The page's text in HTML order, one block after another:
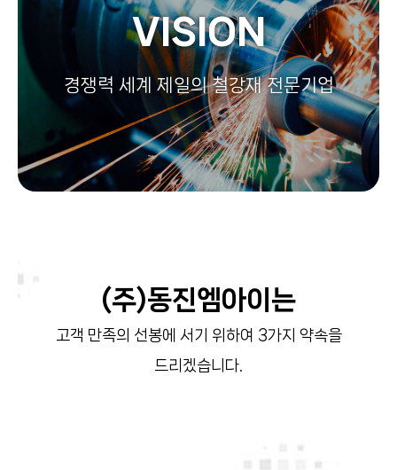
VISION
경쟁력 세계 제일의 철강재 전문기업
(주)동진엠아이는
고객 만족의 선봉에 서기 위하여 3가지 약속을
드리겠습니다.